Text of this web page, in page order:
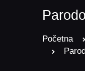
Početna